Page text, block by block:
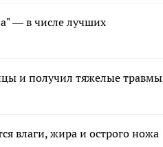
— в числе лучших
и получил тяжелые травмы
влаги, жира и острого ножа